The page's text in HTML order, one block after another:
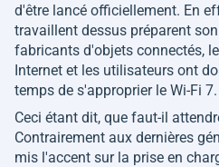
d'être lancé officiellement. En
travaillent dessus préparent son
fabricants d'objets connectés,
Internet et les utilisateurs ont
temps de s'approprier le Wi-Fi 7.
Ceci étant dit, que faut-il
Contrairement aux dernières
mis l'accent sur la prise en